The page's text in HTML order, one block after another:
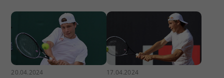
20.04.2024 17.04.2024